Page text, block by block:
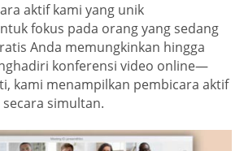
aktif kami yang unik
fokus pada orang yang sedang
Anda memungkinkan hingga
konferensi video online—
kami menampilkan pembicara aktif
simultan.